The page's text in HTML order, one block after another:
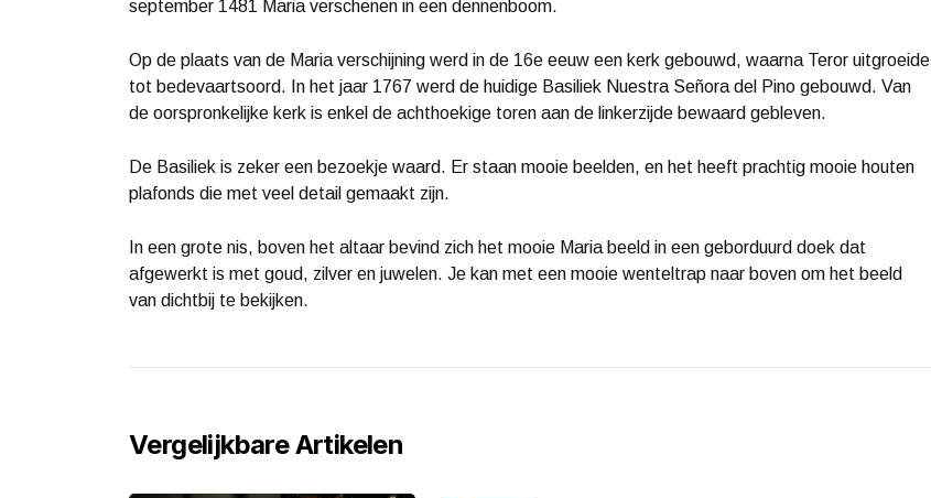
september 1481 Maria verschenen in een dennenboom.
Op de plaats van de Maria verschijning werd in de 16e eeuw een kerk gebouwd, waarna Teror uitgroeide
tot bedevaartsoord. In het jaar 1767 werd de huidige Basiliek Nuestra Señora del Pino gebouwd. Van
de oorspronkelijke kerk is enkel de achthoekige toren aan de linkerzijde bewaard gebleven.
De Basiliek is zeker een bezoekje waard. Er staan mooie beelden, en het heeft prachtig mooie houten
plafonds die met veel detail gemaakt zijn.
In een grote nis, boven het altaar bevind zich het mooie Maria beeld in een geborduurd doek dat
afgewerkt is met goud, zilver en juwelen. Je kan met een mooie wenteltrap naar boven om het beeld
van dichtbij te bekijken.
Vergelijkbare Artikelen